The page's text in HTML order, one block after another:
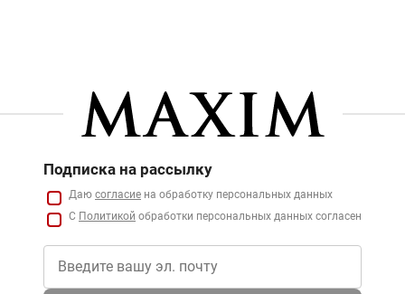
Подписка на рассылку
Даю согласие на обработку персональных данных
С Политикой обработки персональных данных согласен